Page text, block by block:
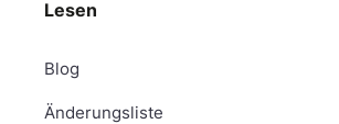
Lesen
Blog
Änderungsliste